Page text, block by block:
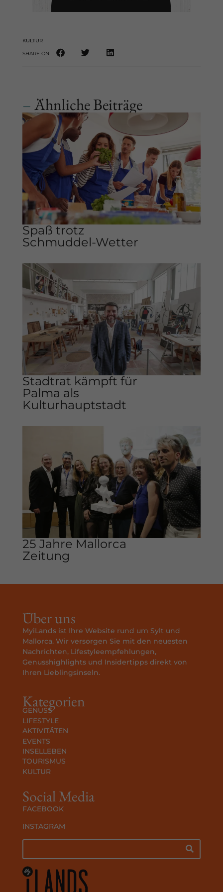
KULTUR
SHARE ON
–Ähnliche Beiträge
Spaß trotz
Schmuddel-Wetter
Stadtrat kämpft für
Palma als
Kulturhauptstadt
25 Jahre Mallorca
Zeitung
Über uns
MyiLands ist Ihre Website rund um Sylt und
Mallorca. Wir versorgen Sie mit den neuesten
Nachrichten, Lifestyleempfehlungen,
Genusshighlights und Insidertipps direkt von
Ihren Lieblingsinseln.
Kategorien
GENUSS
LIFESTYLE
AKTIVITÄTEN
EVENTS
INSELLEBEN
TOURISMUS
KULTUR
Social Media
FACEBOOK
INSTAGRAM